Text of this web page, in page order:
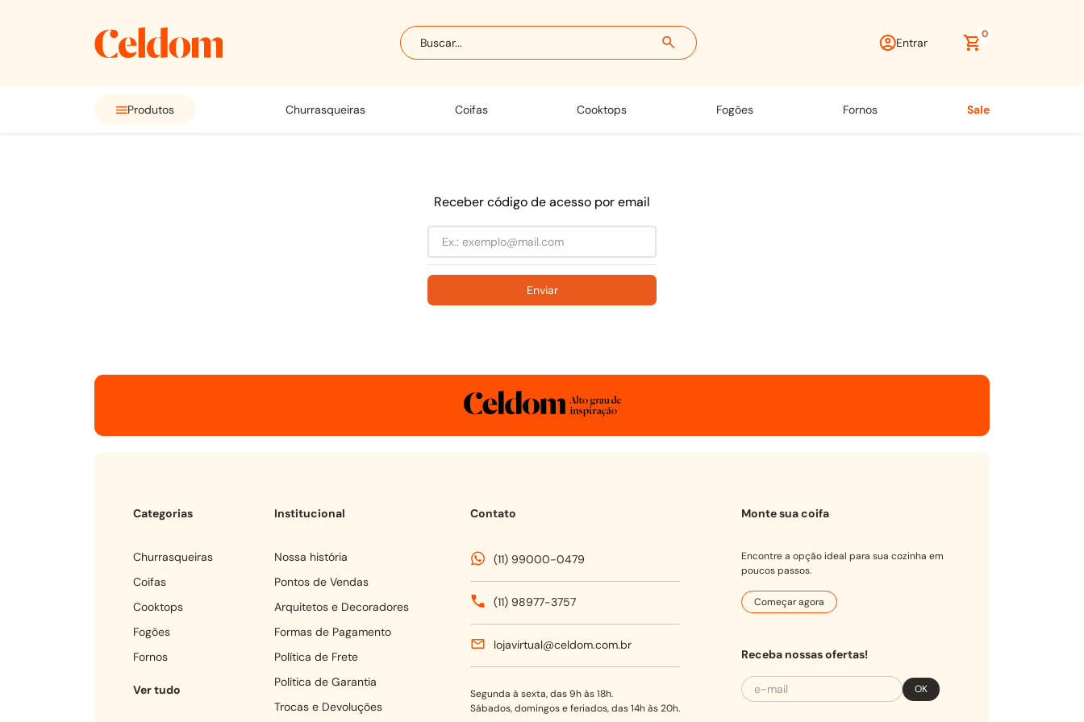
Buscar... Entrar
0
churrasqueiras coifas cooktops fogões fornos sale
Produtos
Receber código de acesso por email
Enviar
Categorias
churrasqueiras
coifas
cooktops
fogões
fornos
Ver tudo
Institucional
Nossa história
Pontos de Vendas
Arquitetos e Decoradores
Formas de Pagamento
Política de Frete
Política de Garantia
Trocas e Devoluções
Contato
(11) 99000-0479
(11) 98977-3757
lojavirtual@celdom.com.br
Segunda à sexta, das 9h às 18h.
Sábados, domingos e feriados, das 14h às 20h.
Monte sua coifa
Encontre a opção ideal para sua cozinha em
poucos passos.
Começar agora
Receba nossas ofertas!
OK